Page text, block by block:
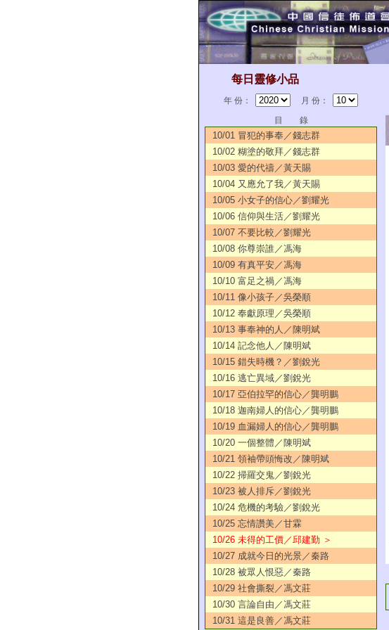
每日靈修小品
年 份：
月 份：
目 錄
10/01 冒犯的事奉／錢志群
10/02 糊塗的敬拜／錢志群
10/03 愛的代禱／黃天賜
10/04 又應允了我／黃天賜
10/05 小女子的信心／劉耀光
10/06 信仰與生活／劉耀光
10/07 不要比較／劉耀光
10/08 你尊崇誰／馮海
10/09 有真平安／馮海
10/10 富足之禍／馮海
10/11 像小孩子／吳榮順
10/12 奉獻原理／吳榮順
10/13 事奉神的人／陳明斌
10/14 記念他人／陳明斌
10/15 錯失時機？／劉銳光
10/16 逃亡異域／劉銳光
10/17 亞伯拉罕的信心／龔明鵬
10/18 迦南婦人的信心／龔明鵬
10/19 血漏婦人的信心／龔明鵬
10/20 一個整體／陳明斌
10/21 領袖帶頭悔改／陳明斌
10/22 掃羅交鬼／劉銳光
10/23 被人排斥／劉銳光
10/24 危機的考驗／劉銳光
10/25 忘情讚美／甘霖
10/26 未得的工價／邱建勤 ＞
10/27 成就今日的光景／秦路
10/28 被眾人恨惡／秦路
10/29 社會撕裂／馮文莊
10/30 言論自由／馮文莊
10/31 這是良善／馮文莊